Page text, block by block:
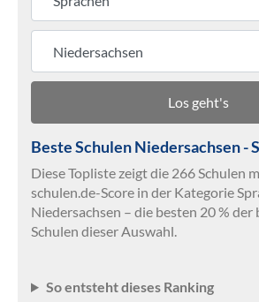
Los geht's
Beste Schulen Niedersachsen -
Diese Topliste zeigt die 266 Schulen
schulen.de-Score in der Kategorie
Niedersachsen – die besten 20 %
Schulen dieser Auswahl.
So entsteht dieses Ranking